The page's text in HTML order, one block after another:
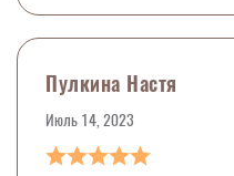
Пулкина Настя
Июль 14, 2023